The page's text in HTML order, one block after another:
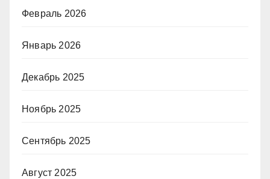
Февраль 2026
Январь 2026
Декабрь 2025
Ноябрь 2025
Сентябрь 2025
Август 2025